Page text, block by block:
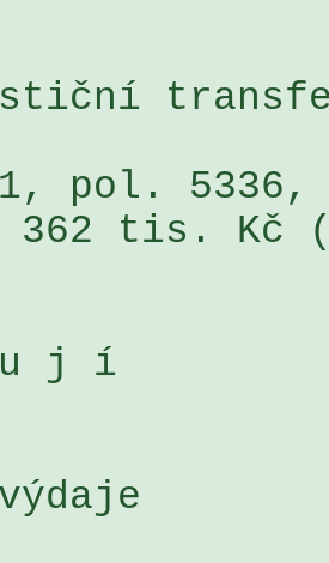
pol. 5336,
362 tis. Kč
j í